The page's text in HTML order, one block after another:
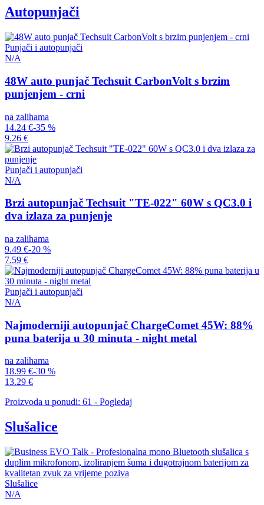
Autopunjači
Punjači i autopunjači
N/A
48W auto punjač Techsuit CarbonVolt s brzim
punjenjem - crni
na zalihama
14.24 €-35 %
9.26 €
Punjači i autopunjači
N/A
Brzi autopunjač Techsuit "TE-022" 60W s QC3.0 i
dva izlaza za punjenje
na zalihama
9.49 €-20 %
7.59 €
Punjači i autopunjači
N/A
Najmoderniji autopunjač ChargeComet 45W: 88%
puna baterija u 30 minuta - night metal
na zalihama
18.99 €-30 %
13.29 €
Proizvoda u ponudi: 61 - Pogledaj
Slušalice
Slušalice
N/A